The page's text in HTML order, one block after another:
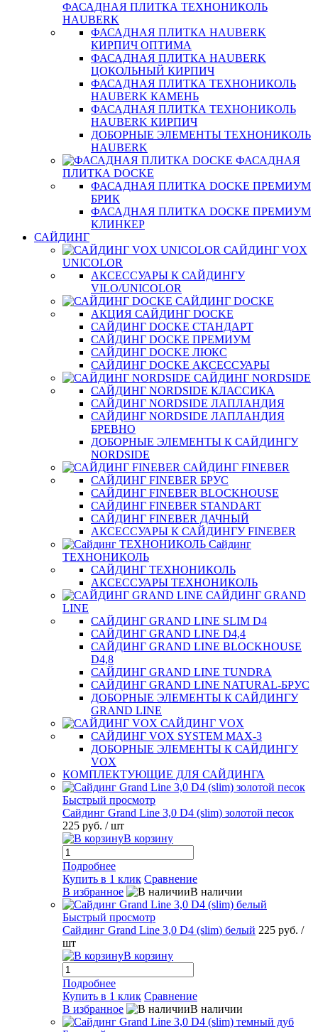
ФАСАДНАЯ ПЛИТКА ТЕХНОНИКОЛЬ
HAUBERK
ФАСАДНАЯ ПЛИТКА HAUBERK
КИРПИЧ ОПТИМА
ФАСАДНАЯ ПЛИТКА HAUBERK
ЦОКОЛЬНЫЙ КИРПИЧ
ФАСАДНАЯ ПЛИТКА ТЕХНОНИКОЛЬ
HAUBERK КАМЕНЬ
ФАСАДНАЯ ПЛИТКА ТЕХНОНИКОЛЬ
HAUBERK КИРПИЧ
ДОБОРНЫЕ ЭЛЕМЕНТЫ ТЕХНОНИКОЛЬ
HAUBERK
ФАСАДНАЯ
ПЛИТКА DOCKE
ФАСАДНАЯ ПЛИТКА DOCKE ПРЕМИУМ
БРИК
ФАСАДНАЯ ПЛИТКА DOCKE ПРЕМИУМ
КЛИНКЕР
САЙДИНГ
САЙДИНГ VOX
UNICOLOR
АКСЕССУАРЫ К САЙДИНГУ
VILO/UNICOLOR
САЙДИНГ DOCKE
АКЦИЯ САЙДИНГ DOCKE
САЙДИНГ DOCKE СТАНДАРТ
САЙДИНГ DOCKE ПРЕМИУМ
САЙДИНГ DOCKE ЛЮКС
САЙДИНГ DOCKE АКСЕССУАРЫ
САЙДИНГ NORDSIDE
САЙДИНГ NORDSIDE КЛАССИКА
САЙДИНГ NORDSIDE ЛАПЛАНДИЯ
САЙДИНГ NORDSIDE ЛАПЛАНДИЯ
БРЕВНО
ДОБОРНЫЕ ЭЛЕМЕНТЫ К САЙДИНГУ
NORDSIDE
САЙДИНГ FINEBER
САЙДИНГ FINEBER БРУС
САЙДИНГ FINEBER BLOCKHOUSE
САЙДИНГ FINEBER STANDART
САЙДИНГ FINEBER ДАЧНЫЙ
АКСЕССУАРЫ К САЙДИНГУ FINEBER
Сайдинг
ТЕХНОНИКОЛЬ
САЙДИНГ ТЕХНОНИКОЛЬ
АКСЕССУАРЫ ТЕХНОНИКОЛЬ
САЙДИНГ GRAND
LINE
САЙДИНГ GRAND LINE SLIM D4
САЙДИНГ GRAND LINE D4,4
САЙДИНГ GRAND LINE BLOCKHOUSE
D4,8
САЙДИНГ GRAND LINE TUNDRA
САЙДИНГ GRAND LINE NATURAL-БРУС
ДОБОРНЫЕ ЭЛЕМЕНТЫ К САЙДИНГУ
GRAND LINE
САЙДИНГ VOX
САЙДИНГ VOX SYSTEM MAX-3
ДОБОРНЫЕ ЭЛЕМЕНТЫ К САЙДИНГУ
VOX
КОМПЛЕКТУЮЩИЕ ДЛЯ САЙДИНГА
Быстрый просмотр
Сайдинг Grand Line 3,0 D4 (slim) золотой песок
225 руб. / шт
В корзину
Подробнее
Купить в 1 клик Сравнение
В избранное
В наличии
Быстрый просмотр
Сайдинг Grand Line 3,0 D4 (slim) белый 225 руб. /
шт
В корзину
Подробнее
Купить в 1 клик Сравнение
В избранное
В наличии